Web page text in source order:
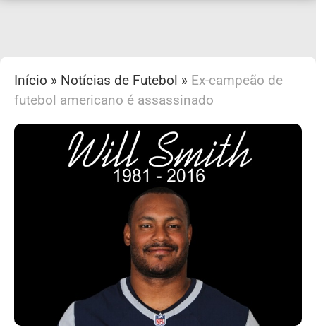
Início » Notícias de Futebol » Ex-campeão de
futebol americano é assassinado